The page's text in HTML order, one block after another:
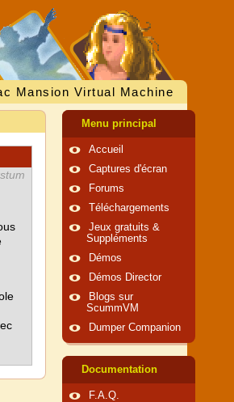
Mansion Virtual Machine
Menu principal
Accueil
Captures d'écran
Forums
Téléchargements
Jeux gratuits &
Suppléments
Démos
Démos Director
Blogs sur
ScummVM
Dumper Companion
Documentation
F.A.Q.